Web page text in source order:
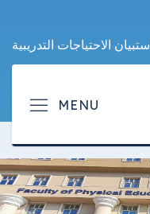
الاحتياجات التدريبية